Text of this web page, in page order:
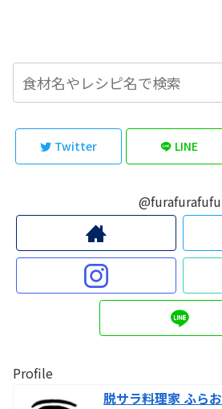
Twitter LINE
@furafurafufu
Profile
脱サラ料理家 ふらお